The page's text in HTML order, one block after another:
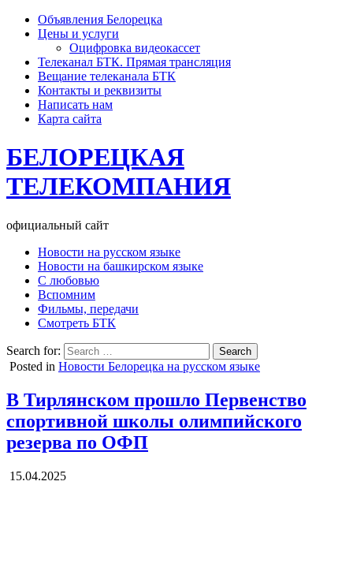
Объявления Белорецка
Цены и услуги
Оцифровка видеокассет
Телеканал БТК. Прямая трансляция
Вещание телеканала БТК
Контакты и реквизиты
Написать нам
Карта сайта
БЕЛОРЕЦКАЯ
ТЕЛЕКОМПАНИЯ
официальный сайт
Новости на русском языке
Новости на башкирском языке
С любовью
Вспомним
Фильмы, передачи
Смотреть БТК
Search for:
Posted in Новости Белорецка на русском языке
В Тирлянском прошло Первенство
спортивной школы олимпийского
резерва по ОФП
15.04.2025